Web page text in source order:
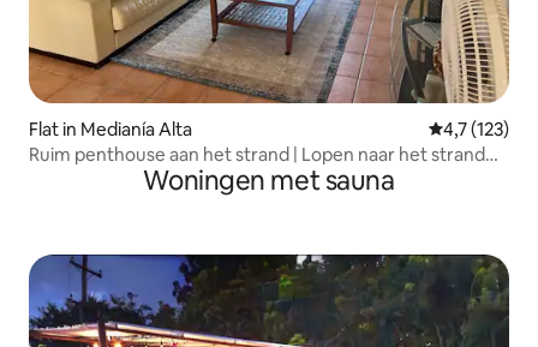
Flat in Medianía Alta Gemiddelde
4,7 (123)
Ruim penthouse aan het strand | Lopen naar het strand
Woningen met sauna